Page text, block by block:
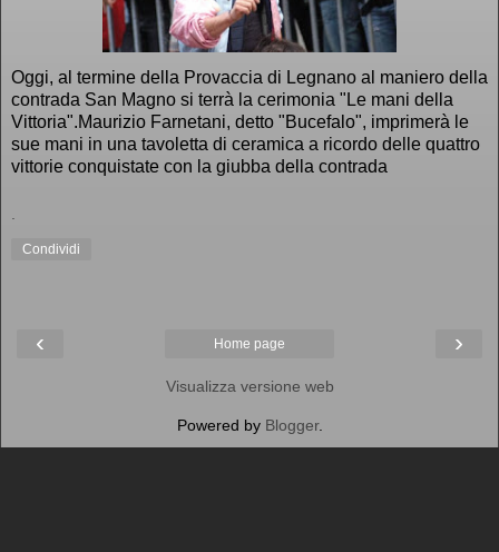
Oggi, al termine della Provaccia di Legnano al maniero della
contrada San Magno si terrà la cerimonia "Le mani della
Vittoria".Maurizio Farnetani, detto "Bucefalo", imprimerà le
sue mani in una tavoletta di ceramica a ricordo delle quattro
vittorie conquistate con la giubba della contrada
.
Condividi
‹ ›
Home page
Visualizza versione web
Powered by Blogger.